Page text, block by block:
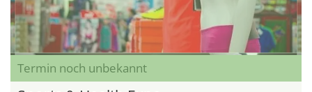
Termin noch unbekannt